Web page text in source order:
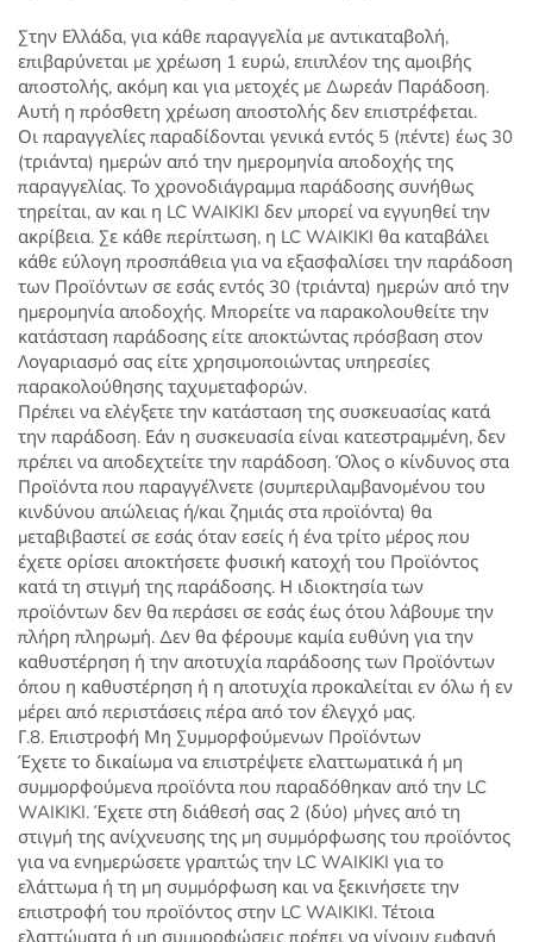
Στην Ελλάδα, για κάθε παραγγελία με αντικαταβολή,
επιβαρύνεται με χρέωση 1 ευρώ, επιπλέον της αμοιβής
αποστολής, ακόμη και για μετοχές με Δωρεάν Παράδοση.
Αυτή η πρόσθετη χρέωση αποστολής δεν επιστρέφεται.
Οι παραγγελίες παραδίδονται γενικά εντός 5 (πέντε) έως 30
(τριάντα) ημερών από την ημερομηνία αποδοχής της
παραγγελίας. Το χρονοδιάγραμμα παράδοσης συνήθως
τηρείται, αν και η LC WAIKIKI δεν μπορεί να εγγυηθεί την
ακρίβεια. Σε κάθε περίπτωση, η LC WAIKIKI θα καταβάλει
κάθε εύλογη προσπάθεια για να εξασφαλίσει την παράδοση
των Προϊόντων σε εσάς εντός 30 (τριάντα) ημερών από την
ημερομηνία αποδοχής. Μπορείτε να παρακολουθείτε την
κατάσταση παράδοσης είτε αποκτώντας πρόσβαση στον
Λογαριασμό σας είτε χρησιμοποιώντας υπηρεσίες
παρακολούθησης ταχυμεταφορών.
Πρέπει να ελέγξετε την κατάσταση της συσκευασίας κατά
την παράδοση. Εάν η συσκευασία είναι κατεστραμμένη, δεν
πρέπει να αποδεχτείτε την παράδοση. Όλος ο κίνδυνος στα
Προϊόντα που παραγγέλνετε (συμπεριλαμβανομένου του
κινδύνου απώλειας ή/και ζημιάς στα προϊόντα) θα
μεταβιβαστεί σε εσάς όταν εσείς ή ένα τρίτο μέρος που
έχετε ορίσει αποκτήσετε φυσική κατοχή του Προϊόντος
κατά τη στιγμή της παράδοσης. Η ιδιοκτησία των
προϊόντων δεν θα περάσει σε εσάς έως ότου λάβουμε την
πλήρη πληρωμή. Δεν θα φέρουμε καμία ευθύνη για την
καθυστέρηση ή την αποτυχία παράδοσης των Προϊόντων
όπου η καθυστέρηση ή η αποτυχία προκαλείται εν όλω ή εν
μέρει από περιστάσεις πέρα ​​από τον έλεγχό μας.
Γ.8. Επιστροφή Μη Συμμορφούμενων Προϊόντων
Έχετε το δικαίωμα να επιστρέψετε ελαττωματικά ή μη
συμμορφούμενα προϊόντα που παραδόθηκαν από την LC
WAIKIKI. Έχετε στη διάθεσή σας 2 (δύο) μήνες από τη
στιγμή της ανίχνευσης της μη συμμόρφωσης του προϊόντος
για να ενημερώσετε γραπτώς την LC WAIKIKI για το
ελάττωμα ή τη μη συμμόρφωση και να ξεκινήσετε την
επιστροφή του προϊόντος στην LC WAIKIKI. Τέτοια
ελαττώματα ή μη συμμορφώσεις πρέπει να γίνουν εμφανή